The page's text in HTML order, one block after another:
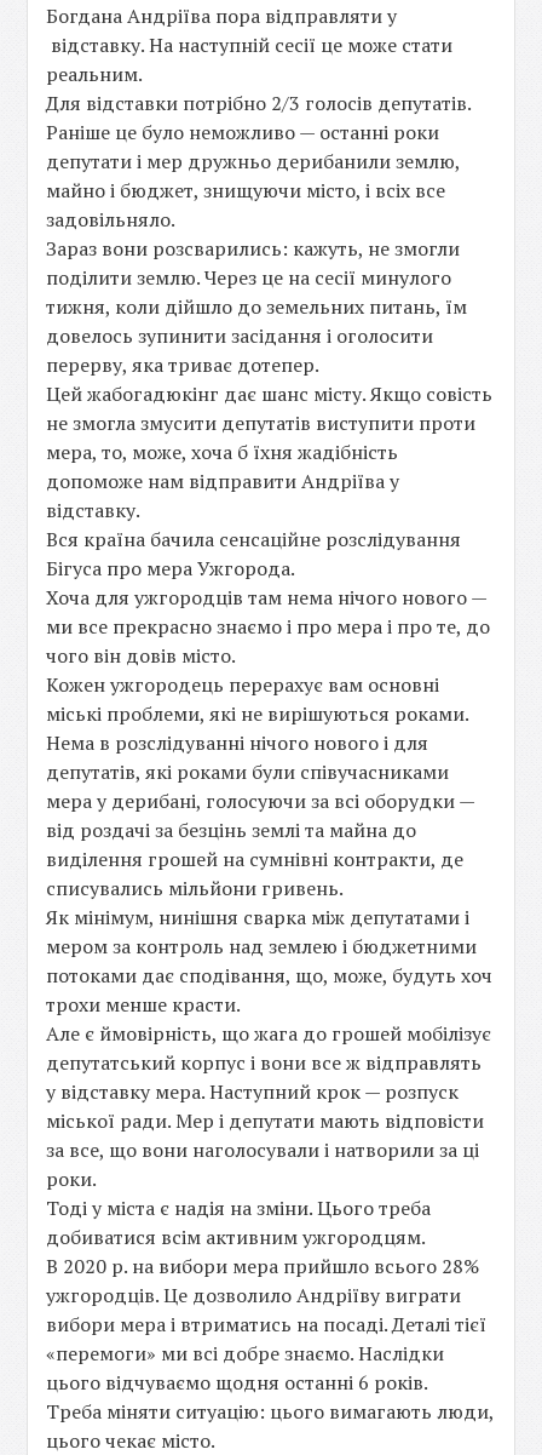
Богдана Андріїва пора відправляти у
відставку. На наступній сесії це може стати
реальним.
Для відставки потрібно 2/3 голосів депутатів.
Раніше це було неможливо — останні роки
депутати і мер дружньо дерибанили землю,
майно і бюджет, знищуючи місто, і всіх все
задовільняло.
Зараз вони розсварились: кажуть, не змогли
поділити землю. Через це на сесії минулого
тижня, коли дійшло до земельних питань, їм
довелось зупинити засідання і оголосити
перерву, яка триває дотепер.
Цей жабогадюкінг дає шанс місту. Якщо совість
не змогла змусити депутатів виступити проти
мера, то, може, хоча б їхня жадібність
допоможе нам відправити Андріїва у
відставку.
Вся країна бачила сенсаційне розслідування
Бігуса про мера Ужгорода.
Хоча для ужгородців там нема нічого нового —
ми все прекрасно знаємо і про мера і про те, до
чого він довів місто.
Кожен ужгородець перерахує вам основні
міські проблеми, які не вирішуються роками.
Нема в розслідуванні нічого нового і для
депутатів, які роками були співучасниками
мера у дерибані, голосуючи за всі оборудки —
від роздачі за безцінь землі та майна до
виділення грошей на сумнівні контракти, де
списувались мільйони гривень.
Як мінімум, нинішня сварка між депутатами і
мером за контроль над землею і бюджетними
потоками дає сподівання, що, може, будуть хоч
трохи менше красти.
Але є ймовірність, що жага до грошей мобілізує
депутатський корпус і вони все ж відправлять
у відставку мера. Наступний крок — розпуск
міської ради. Мер і депутати мають відповісти
за все, що вони наголосували і натворили за ці
роки.
Тоді у міста є надія на зміни. Цього треба
добиватися всім активним ужгородцям.
В 2020 р. на вибори мера прийшло всього 28%
ужгородців. Це дозволило Андріїву виграти
вибори мера і втриматись на посаді. Деталі тієї
«перемоги» ми всі добре знаємо. Наслідки
цього відчуваємо щодня останні 6 років.
Треба міняти ситуацію: цього вимагають люди,
цього чекає місто.